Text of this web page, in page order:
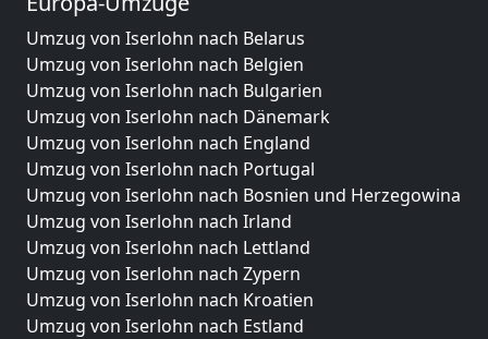
Umzug von Iserlohn nach Belarus
Umzug von Iserlohn nach Belgien
Umzug von Iserlohn nach Bulgarien
Umzug von Iserlohn nach Dänemark
Umzug von Iserlohn nach England
Umzug von Iserlohn nach Portugal
Umzug von Iserlohn nach Bosnien und Herzegowina
Umzug von Iserlohn nach Irland
Umzug von Iserlohn nach Lettland
Umzug von Iserlohn nach Zypern
Umzug von Iserlohn nach Kroatien
Umzug von Iserlohn nach Estland